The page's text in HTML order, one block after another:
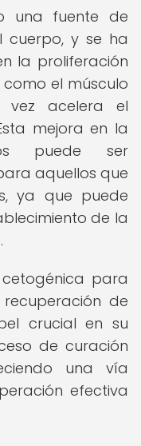
una fuente de
y se ha
la proliferación
el músculo
vez acelera el
mejora en la
puede ser
aquellos que
ya que puede
de la
para
de
crucial en su
de curación
una vía
efectiva